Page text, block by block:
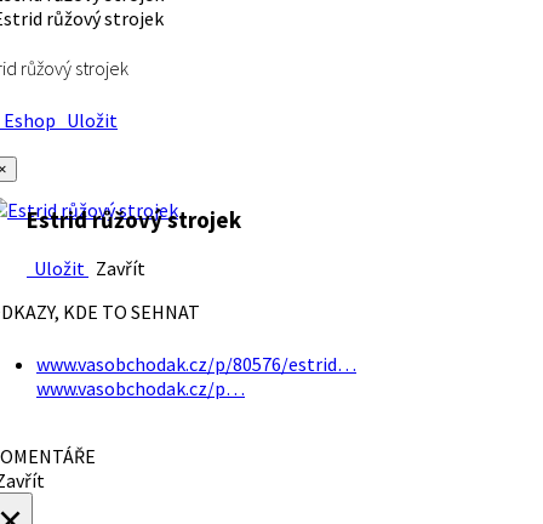
růžový strojek
Uložit
Estrid růžový strojek
Uložit Zavřít
KDE TO SEHNAT
www.vasobchodak.cz/p/80576/estrid…
www.vasobchodak.cz/p…